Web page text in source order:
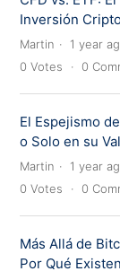
Inversión
Martin
1 year
0 Votes 0
El Espejismo
o Solo en su
Martin
1 year
0 Votes 0
Más Allá de
Por Qué